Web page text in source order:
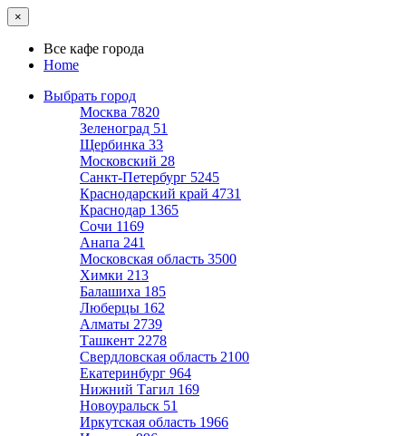
×
Все кафе города
Home
Выбрать город
Москва 7820
Зеленоград 51
Щербинка 33
Московский 28
Санкт-Петербург 5245
Краснодарский край 4731
Краснодар 1365
Сочи 1169
Анапа 241
Московская область 3500
Химки 213
Балашиха 185
Люберцы 162
Алматы 2739
Ташкент 2278
Свердловская область 2100
Екатеринбург 964
Нижний Тагил 169
Новоуральск 51
Иркутская область 1966